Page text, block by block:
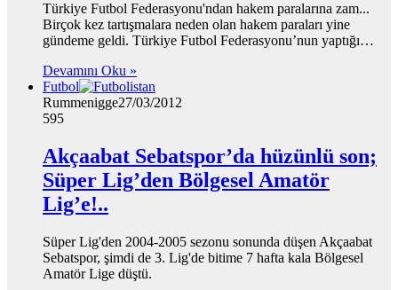
Türkiye Futbol Federasyonu'ndan hakem paralarına zam...
Birçok kez tartışmalara neden olan hakem paraları yine
gündeme geldi. Türkiye Futbol Federasyonu’nun yaptığı…
Devamını Oku »
Futbol
Rummenigge27/03/2012
595
Akçaabat Sebatspor’da hüzünlü son;
Süper Lig’den Bölgesel Amatör
Lig’e!..
Süper Lig'den 2004-2005 sezonu sonunda düşen Akçaabat
Sebatspor, şimdi de 3. Lig'de bitime 7 hafta kala Bölgesel
Amatör Lige düştü.